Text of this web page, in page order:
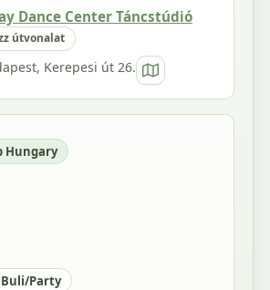
Dance Center Táncstúdió
útvonalat
Kerepesi út 26.
Hungary
Party